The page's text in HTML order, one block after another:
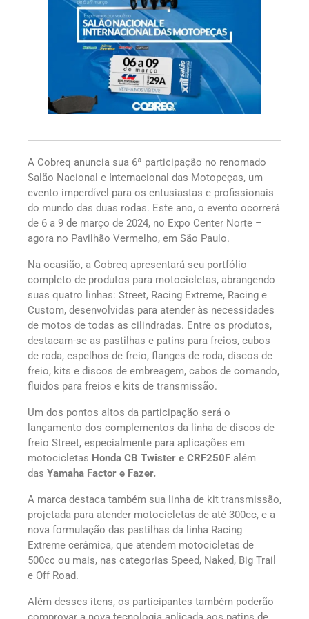
A Cobreq anuncia sua 6ª participação no renomado
Salão Nacional e Internacional das Motopeças, um
evento imperdível para os entusiastas e profissionais
do mundo das duas rodas. Este ano, o evento ocorrerá
de 6 a 9 de março de 2024, no Expo Center Norte –
agora no Pavilhão Vermelho, em São Paulo.
Na ocasião, a Cobreq apresentará seu portfólio
completo de produtos para motocicletas, abrangendo
suas quatro linhas: Street, Racing Extreme, Racing e
Custom, desenvolvidas para atender às necessidades
de motos de todas as cilindradas. Entre os produtos,
destacam-se as pastilhas e patins para freios, cubos
de roda, espelhos de freio, flanges de roda, discos de
freio, kits e discos de embreagem, cabos de comando,
fluidos para freios e kits de transmissão.
Um dos pontos altos da participação será o
lançamento dos complementos da linha de discos de
freio Street, especialmente para aplicações em
motocicletas Honda CB Twister e CRF250F além
das Yamaha Factor e Fazer.
A marca destaca também sua linha de kit transmissão,
projetada para atender motocicletas de até 300cc, e a
nova formulação das pastilhas da linha Racing
Extreme cerâmica, que atendem motocicletas de
500cc ou mais, nas categorias Speed, Naked, Big Trail
e Off Road.
Além desses itens, os participantes também poderão